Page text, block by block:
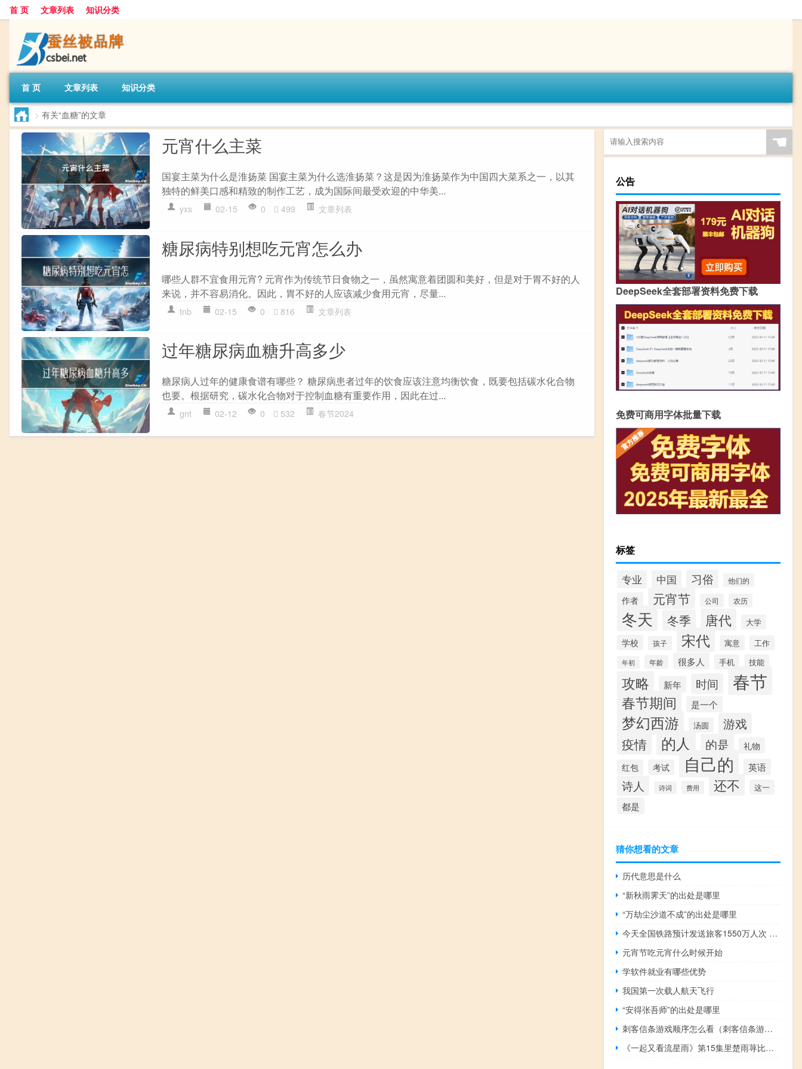
首 页 文章列表 知识分类
首 页 文章列表 知识分类
> 有关“血糖”的文章
元宵什么主菜
国宴主菜为什么是淮扬菜 国宴主菜为什么选淮扬菜？这是因为淮扬菜作为中国四大菜系之一，以其
独特的鲜美口感和精致的制作工艺，成为国际间最受欢迎的中华美...
yxs 02-15 0 499 文章列表
糖尿病特别想吃元宵怎么办
哪些人群不宜食用元宵? 元宵作为传统节日食物之一，虽然寓意着团圆和美好，但是对于胃不好的人
来说，并不容易消化。因此，胃不好的人应该减少食用元宵，尽量...
tnb 02-15 0 816 文章列表
过年糖尿病血糖升高多少
糖尿病人过年的健康食谱有哪些？ 糖尿病患者过年的饮食应该注意均衡饮食，既要包括碳水化合物
也要。根据研究，碳水化合物对于控制血糖有重要作用，因此在过...
gnt 02-12 0 532 春节2024
☚
公告
DeepSeek全套部署资料免费下载
免费可商用字体批量下载
标签
专业 中国 习俗 他们的
作者 元宵节 公司 农历
冬天 冬季 唐代 大学
学校 孩子 宋代 寓意 工作
年初 年龄 很多人 手机 技能
攻略 新年 时间 春节
春节期间 是一个
梦幻西游 汤圆 游戏
疫情 的人 的是 礼物
红包 考试 自己的 英语
诗人 诗词 费用 还不 这一
都是
猜你想看的文章
历代意思是什么
“新秋雨霁天”的出处是哪里
“万劫尘沙道不成”的出处是哪里
今天全国铁路预计发送旅客1550万人次 加开旅客列车1776列
元宵节吃元宵什么时候开始
学软件就业有哪些优势
我国第一次载人航天飞行
“安得张吾师”的出处是哪里
刺客信条游戏顺序怎么看（刺客信条游戏顺序）
《一起又看流星雨》第15集里楚雨荨比赛跳舞的那首歌叫什么名字 一起去看流星雨歌曲